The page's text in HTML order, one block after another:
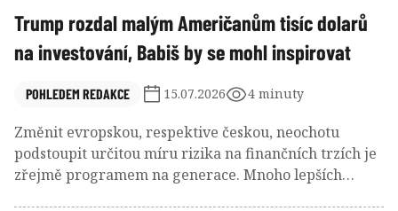
Trump rozdal malým Američanům tisíc dolarů
na investování, Babiš by se mohl inspirovat
POHLEDEM REDAKCE 15.07.2026 4 minuty
Změnit evropskou, respektive českou, neochotu
podstoupit určitou míru rizika na finančních trzích je
zřejmě programem na generace. Mnoho lepších